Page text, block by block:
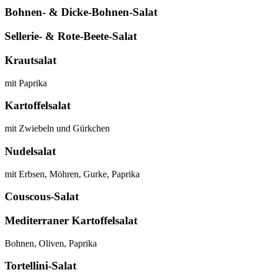
Bohnen- & Dicke-Bohnen-Salat
Sellerie- & Rote-Beete-Salat
Krautsalat
mit Paprika
Kartoffelsalat
mit Zwiebeln und Gürkchen
Nudelsalat
mit Erbsen, Möhren, Gurke, Paprika
Couscous-Salat
Mediterraner Kartoffelsalat
Bohnen, Oliven, Paprika
Tortellini-Salat